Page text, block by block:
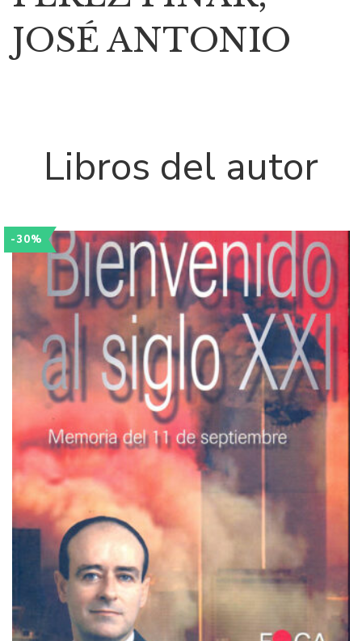
JOSÉ ANTONIO
Libros del autor
-30%